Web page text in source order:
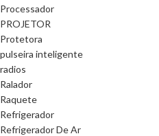
Processador
PROJETOR
Protetora
pulseira inteligente
radios
Ralador
Raquete
Refrigerador
Refrigerador De Ar